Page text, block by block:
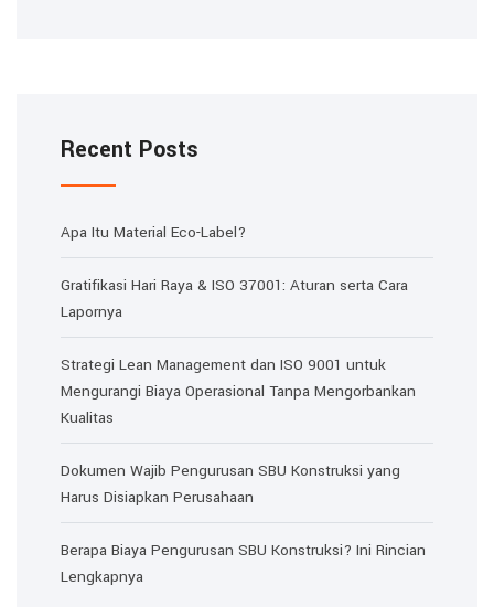
Recent Posts
Apa Itu Material Eco-Label?
Gratifikasi Hari Raya & ISO 37001: Aturan serta Cara
Lapornya
Strategi Lean Management dan ISO 9001 untuk
Mengurangi Biaya Operasional Tanpa Mengorbankan
Kualitas
Dokumen Wajib Pengurusan SBU Konstruksi yang
Harus Disiapkan Perusahaan
Berapa Biaya Pengurusan SBU Konstruksi? Ini Rincian
Lengkapnya